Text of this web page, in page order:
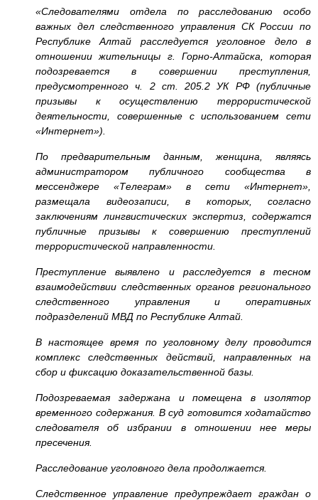
«Следователями отдела по расследованию особо
важных дел следственного управления СК России по
Республике Алтай расследуется уголовное дело в
отношении жительницы г. Горно-Алтайска, которая
подозревается в совершении преступления,
предусмотренного ч. 2 ст. 205.2 УК РФ (публичные
призывы к осуществлению террористической
деятельности, совершенные с использованием сети
«Интернет»).
По предварительным данным, женщина, являясь
администратором публичного сообщества в
мессенджере «Телеграм» в сети «Интернет»,
размещала видеозаписи, в которых, согласно
заключениям лингвистических экспертиз, содержатся
публичные призывы к совершению преступлений
террористической направленности.
Преступление выявлено и расследуется в тесном
взаимодействии следственных органов регионального
следственного управления и оперативных
подразделений МВД по Республике Алтай.
В настоящее время по уголовному делу проводится
комплекс следственных действий, направленных на
сбор и фиксацию доказательственной базы.
Подозреваемая задержана и помещена в изолятор
временного содержания. В суд готовится ходатайство
следователя об избрании в отношении нее меры
пресечения.
Расследование уголовного дела продолжается.
Следственное управление предупреждает граждан о